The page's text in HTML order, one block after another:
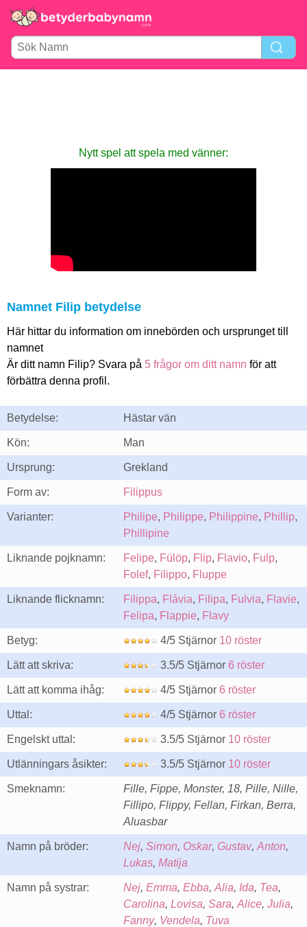
Nytt spel att spela med vänner:
Namnet Filip betydelse
Här hittar du information om innebörden och ursprunget till
namnet
Är ditt namn Filip? Svara på 5 frågor om ditt namn för att
förbättra denna profil.
Betydelse: Hästar vän
Kön: Man
Ursprung: Grekland
Form av: Filippus
Varianter: Philipe, Philippe, Philippine, Phillip,
Phillipine
Liknande pojknamn: Felipe, Fülöp, Flip, Flavio, Fulp,
Folef, Filippo, Fluppe
Liknande flicknamn: Filippa, Flávia, Filipa, Fulvia, Flavie,
Felipa, Flappie, Flavy
Betyg: 4/5 Stjärnor 10 röster
Lätt att skriva: 3.5/5 Stjärnor 6 röster
Lätt att komma ihåg: 4/5 Stjärnor 6 röster
Uttal: 4/5 Stjärnor 6 röster
Engelskt uttal: 3.5/5 Stjärnor 10 röster
Utlänningars åsikter: 3.5/5 Stjärnor 10 röster
Smeknamn:
Fille, Fippe, Monster, 18, Pille, Nille,
Fillipo, Flippy, Fellan, Firkan, Berra,
Aluasbar
Namn på bröder: Nej, Simon, Oskar, Gustav, Anton,
Lukas, Matija
Namn på systrar: Nej, Emma, Ebba, Alia, Ida, Tea,
Carolina, Lovisa, Sara, Alice, Julia,
Fanny, Vendela, Tuva